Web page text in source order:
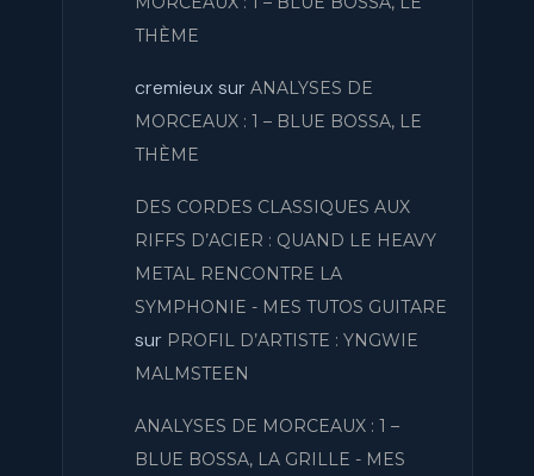
THÈME
cremieux sur ANALYSES DE
MORCEAUX : 1 – BLUE BOSSA, LE
THÈME
DES CORDES CLASSIQUES AUX
RIFFS D’ACIER : QUAND LE HEAVY
METAL RENCONTRE LA
SYMPHONIE - MES TUTOS GUITARE
sur PROFIL D’ARTISTE : YNGWIE
MALMSTEEN
ANALYSES DE MORCEAUX : 1 –
BLUE BOSSA, LA GRILLE - MES